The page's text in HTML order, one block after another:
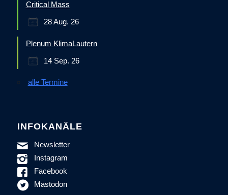
Critical Mass
28 Aug. 26
Plenum KlimaLautern
14 Sep. 26
alle Termine
INFOKANÄLE
Newsletter
Instagram
Facebook
Mastodon